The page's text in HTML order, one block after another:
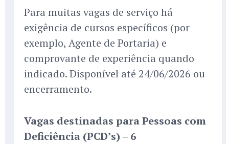
Para muitas vagas de serviço há
exigência de cursos específicos (por
exemplo, Agente de Portaria) e
comprovante de experiência quando
indicado. Disponível até 24/06/2026 ou
encerramento.
Vagas destinadas para Pessoas com
Deficiência (PCD’s) – 6